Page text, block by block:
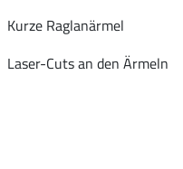
Kurze Raglanärmel
Laser-Cuts an den Ärmeln